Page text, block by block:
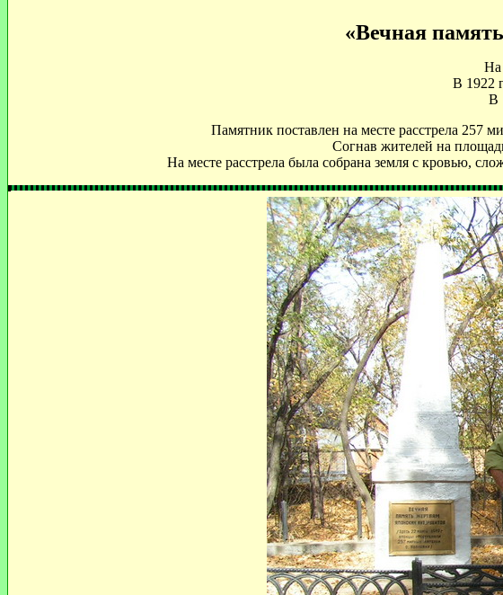
«Вечная
На
В 1922
В
Памятник поставлен на месте расстрела 257
Согнав жителей на
На месте расстрела была собрана земля с кровью,